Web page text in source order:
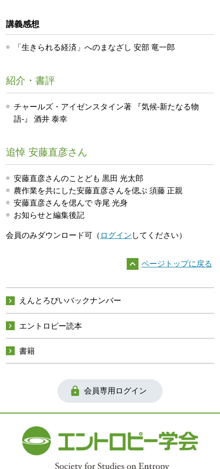
講義感想
「生きられる経済」へのまなざし 安部 竜一郎
紹介・書評
チャールズ・アイゼンスタイン著 『気候-新たなる物
語-』 酒井 泰幸
追悼 安藤直彦さん
安藤直彦さんのことども 黒田 光太郎
農作業を共にした安藤直彦さんを偲ぶ 須藤 正親
安藤直彦さんを偲んで 寺尾 光身
お知らせと編集後記
会員のみダウンロード可（ ログイン してください）
 ページトップに戻る
 えんとろぴいバックナンバー
 エントロピー読本
 書籍
 会員専用ログイン